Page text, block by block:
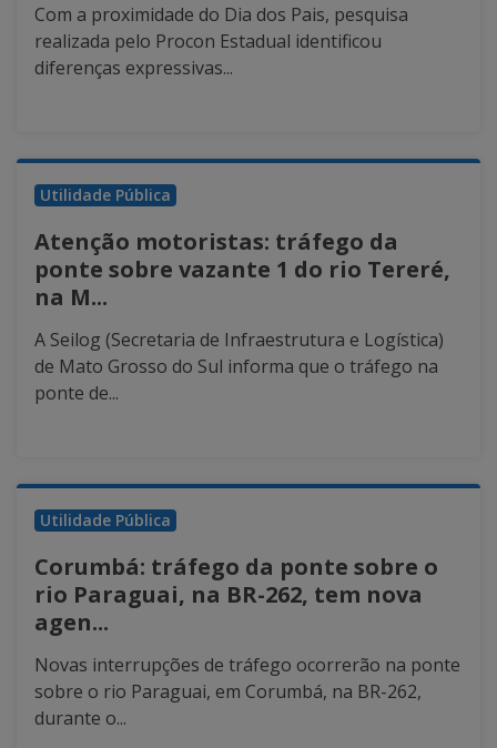
Com a proximidade do Dia dos Pais, pesquisa
realizada pelo Procon Estadual identificou
diferenças expressivas...
Utilidade Pública
Atenção motoristas: tráfego da
ponte sobre vazante 1 do rio Tereré,
na M...
A Seilog (Secretaria de Infraestrutura e Logística)
de Mato Grosso do Sul informa que o tráfego na
ponte de...
Utilidade Pública
Corumbá: tráfego da ponte sobre o
rio Paraguai, na BR-262, tem nova
agen...
Novas interrupções de tráfego ocorrerão na ponte
sobre o rio Paraguai, em Corumbá, na BR-262,
durante o...